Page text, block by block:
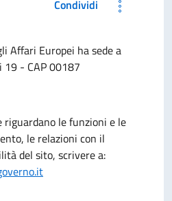
Condividi
Affari Europei ha sede a
19 - CAP 00187
riguardano le funzioni e le
le relazioni con il
del sito, scrivere a: